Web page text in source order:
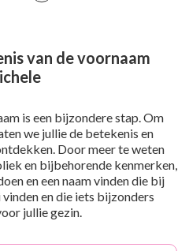
van de voornaam
is een bijzondere stap. Om
we jullie de betekenis en
Door meer te weten
en bijbehorende kenmerken,
en een naam vinden die bij
en die iets bijzonders
jullie gezin.